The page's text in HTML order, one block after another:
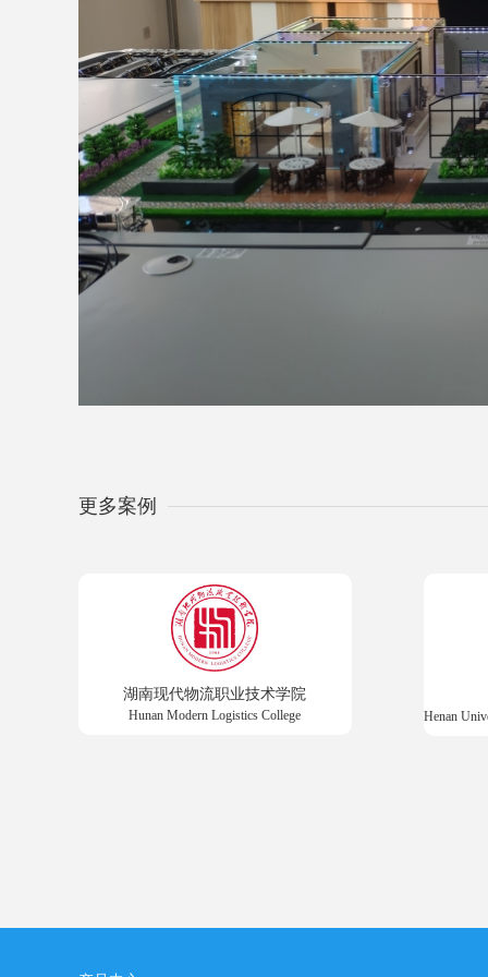
更多案例
湖南现代物流职业技术学院
Hunan Modern Logistics College Henan